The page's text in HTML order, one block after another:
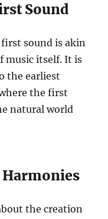
Sound
sound is akin
music itself. It is
the earliest
the first
natural world
the creation